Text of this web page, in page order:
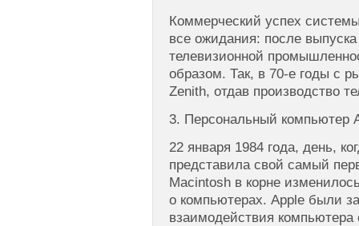
Коммерческий успех
все ожидания: после
телевизионной
образом. Так, в 70-е годы с
Zenith, отдав производство
3. Персональный компьютер
22 января 1984 года, день,
представила свой самый
Macintosh в корне
о компьютерах. Apple были
взаимодействия компьютера